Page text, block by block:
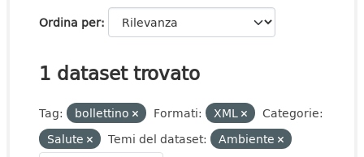
Ordina per
1 dataset trovato
Tag: bollettino Formati: XML
Categorie:
Salute
Temi del dataset:
Ambiente